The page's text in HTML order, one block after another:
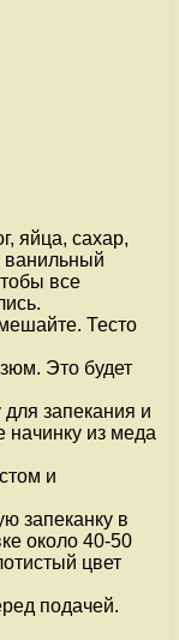
яйца, сахар,
ванильный
все
Тесто
Это будет
запекания и
начинку из меда
и
запеканку в
около 40-50
цвет
подачей.